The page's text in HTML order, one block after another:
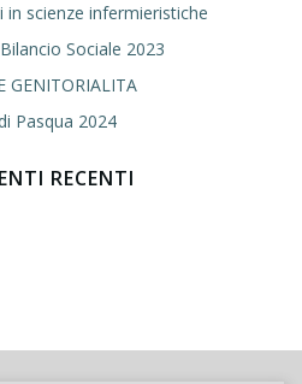
in scienze infermieristiche
Sociale 2023
GENITORIALITA
Pasqua 2024
RECENTI